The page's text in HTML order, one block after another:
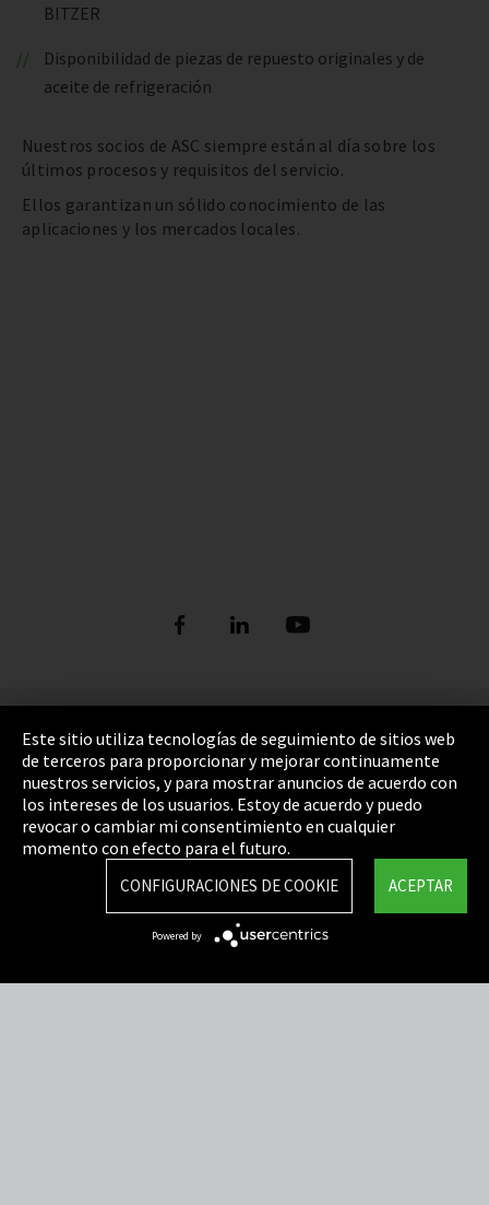
BITZER
Disponibilidad de piezas de repuesto originales y de
aceite de refrigeración
Nuestros socios de ASC siempre están al día sobre los
últimos procesos y requisitos del servicio.
Ellos garantizan un sólido conocimiento de las
aplicaciones y los mercados locales.
Pie de imprenta
Política de privacidad
Cookie Settings
Términos y Condiciones
Mapa del sitio
Integrity Line
Este sitio utiliza tecnologías de seguimiento de sitios web
de terceros para proporcionar y mejorar continuamente
nuestros servicios, y para mostrar anuncios de acuerdo con
los intereses de los usuarios. Estoy de acuerdo y puedo
revocar o cambiar mi consentimiento en cualquier
momento con efecto para el futuro.
ACEPTAR
CONFIGURACIONES DE COOKIE
Powered by